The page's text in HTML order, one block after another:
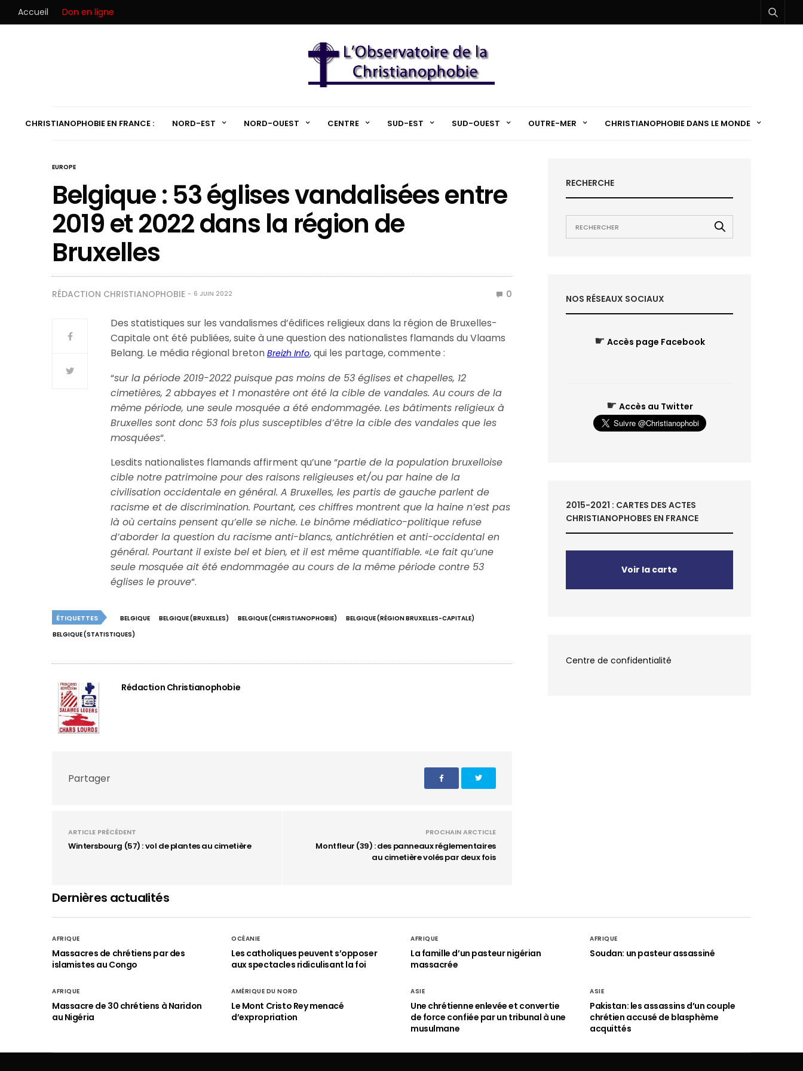
Accueil Don en ligne
CHRISTIANOPHOBIE EN FRANCE : NORD-EST NORD-OUEST CENTRE SUD-EST SUD-OUEST OUTRE-MER CHRISTIANOPHOBIE DANS LE MONDE
EUROPE
Belgique : 53 églises vandalisées entre
2019 et 2022 dans la région de
Bruxelles
RÉDACTION CHRISTIANOPHOBIE 6 JUIN 2022 0
Des statistiques sur les vandalismes d’édifices religieux dans la région de Bruxelles-
Capitale ont été publiées, suite à une question des nationalistes flamands du Vlaams
Belang. Le média régional bretonBreizh Info, qui les partage, commente :
“sur la période 2019-2022 puisque pas moins de 53 églises et chapelles, 12
cimetières, 2 abbayes et 1 monastère ont été la cible de vandales. Au cours de la
même période, une seule mosquée a été endommagée. Les bâtiments religieux à
Bruxelles sont donc 53 fois plus susceptibles d’être la cible des vandales que les
mosquées“.
Lesdits nationalistes flamands affirment qu’une “partie de la population bruxelloise
cible notre patrimoine pour des raisons religieuses et/ou par haine de la
civilisation occidentale en général. A Bruxelles, les partis de gauche parlent de
racisme et de discrimination. Pourtant, ces chiffres montrent que la haine n’est pas
là où certains pensent qu’elle se niche. Le binôme médiatico-politique refuse
d’aborder la question du racisme anti-blancs, antichrétien et anti-occidental en
général. Pourtant il existe bel et bien, et il est même quantifiable. «Le fait qu’une
seule mosquée ait été endommagée au cours de la même période contre 53
églises le prouve“.
ÉTIQUETTES BELGIQUE BELGIQUE (BRUXELLES) BELGIQUE (CHRISTIANOPHOBIE)
BELGIQUE (RÉGION BRUXELLES-CAPITALE)
BELGIQUE (STATISTIQUES)
Rédaction Christianophobie
Partager
ARTICLE PRÉCÉDENT
Wintersbourg (57) : vol de plantes au cimetière
PROCHAIN ARCTICLE
Montfleur (39) : des panneaux réglementaires
au cimetière volés par deux fois
RECHERCHE
NOS RÉSEAUX SOCIAUX
☛ Accès page Facebook
☛ Accès au Twitter
2015-2021 : CARTES DES ACTES
CHRISTIANOPHOBES EN FRANCE
Voir la carte
Centre de confidentialité
Dernières actualités
AFRIQUE
Massacres de chrétiens par des
islamistes au Congo
OCÉANIE
Les catholiques peuvent s’opposer
aux spectacles ridiculisant la foi
AFRIQUE
La famille d’un pasteur nigérian
massacrée
AFRIQUE
Soudan: un pasteur assassiné
AFRIQUE
Massacre de 30 chrétiens à Naridon
au Nigéria
AMÉRIQUE DU NORD
Le Mont Cristo Rey menacé
d’expropriation
ASIE
Une chrétienne enlevée et convertie
de force confiée par un tribunal à une
musulmane
ASIE
Pakistan: les assassins d’un couple
chrétien accusé de blasphème
acquittés